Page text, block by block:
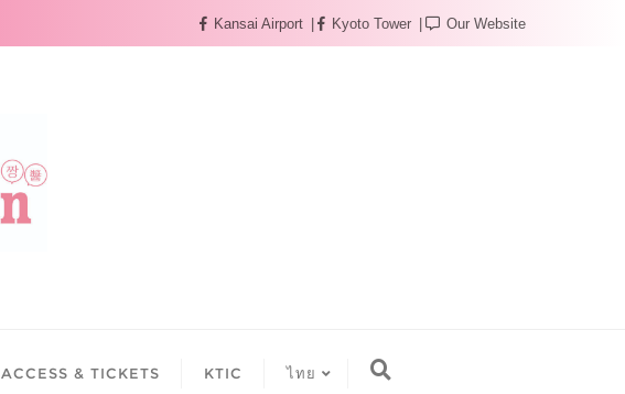
Kansai Airport Kyoto Tower Our Website
ACCESS & TICKETS KTIC ไทย